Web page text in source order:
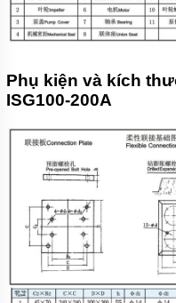
Phụ kiện và kích
ISG100-200A